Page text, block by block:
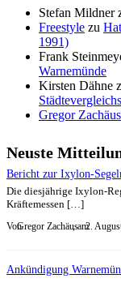
Stefan Mildner
Freestyle zu
1991)
Frank
Warnemünde
Kirsten Dähne
Gregor Zachäus
Neuste
Bericht zur Ixylon-
Die diesjährige Ixylon-
Kräftemessen […]
VonGregor Zachäus, am2.
Ankündigung